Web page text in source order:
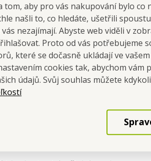
tom, aby pro vás nakupování bylo co
našli to, co hledáte, ušetřili
nezajímají. Abyste web viděli v
Proto od vás potřebujeme
které se dočasně ukládají ve
cookies tak, abychom vám
údajů. Svůj souhlas můžete
dekorace pro interiér
ledovou sochu
jemně rozptýlené LED osvětlení
na stůl, parapet i komodu
použitelná rok co rok
plast